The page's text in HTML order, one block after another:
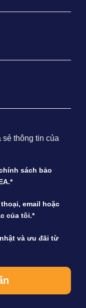
sẻ thông tin của
sách bảo
email hoặc
của tôi.*
và ưu đãi từ